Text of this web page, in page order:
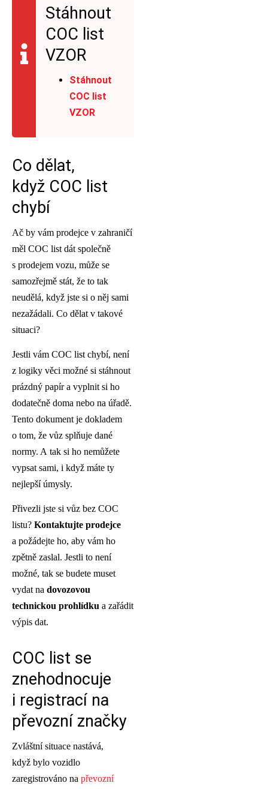
Stáhnout
COC list
VZOR
Stáhnout
COC list
VZOR
Co dělat,
když COC list
chybí
Ač by vám prodejce v zahraničí
měl COC list dát společně
s prodejem vozu, může se
samozřejmě stát, že to tak
neudělá, když jste si o něj sami
nezažádali. Co dělat v takové
situaci?
Jestli vám COC list chybí, není
z logiky věci možné si stáhnout
prázdný papír a vyplnit si ho
dodatečně doma nebo na úřadě.
Tento dokument je dokladem
o tom, že vůz splňuje dané
normy. A tak si ho nemůžete
vypsat sami, i když máte ty
nejlepší úmysly.
Přivezli jste si vůz bez COC
listu? Kontaktujte prodejce
a požádejte ho, aby vám ho
zpětně zaslal. Jestli to není
možné, tak se budete muset
vydat na dovozovou
technickou prohlídku a zařádit
výpis dat.
COC list se
znehodnocuje
i registrací na
převozní značky
Zvláštní situace nastává,
když bylo vozidlo
zaregistrováno na převozní